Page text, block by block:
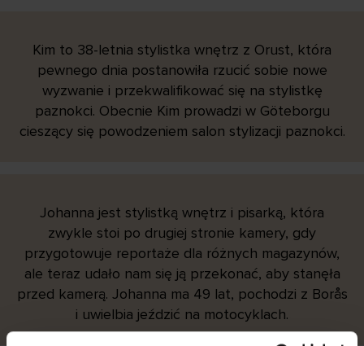
Kim to 38-letnia stylistka wnętrz z Orust, która
pewnego dnia postanowiła rzucić sobie nowe
wyzwanie i przekwalifikować się na stylistkę
paznokci. Obecnie Kim prowadzi w Göteborgu
cieszący się powodzeniem salon stylizacji paznokci.
Johanna jest stylistką wnętrz i pisarką, która
zwykle stoi po drugiej stronie kamery, gdy
przygotowuje reportaże dla różnych magazynów,
ale teraz udało nam się ją przekonać, aby stanęła
przed kamerą. Johanna ma 49 lat, pochodzi z Borås
i uwielbia jeździć na motocyklach.